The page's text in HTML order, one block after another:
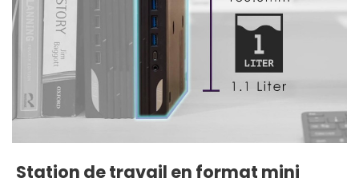
Station de travail en format mini